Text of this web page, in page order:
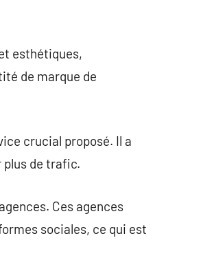
esthétiques,
de marque de
crucial proposé. Il a
plus de trafic.
Ces agences
sociales, ce qui est